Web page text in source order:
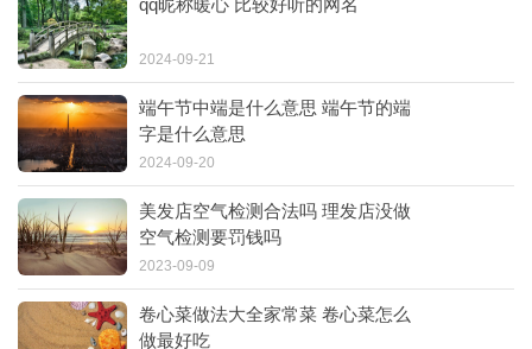
2024-09-21
端午节中端是什么意思 端午节的端
字是什么意思
2024-09-20
美发店空气检测合法吗 理发店没做
空气检测要罚钱吗
2023-09-09
卷心菜做法大全家常菜 卷心菜怎么
做最好吃